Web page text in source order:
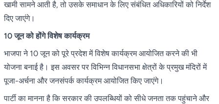
खामी सामने आती है, तो उसके समाधान के लिए संबंधित अधिकारियों को निर्देश
दिए जाएंगे।
10 जून को होंगे विशेष कार्यक्रम
भाजपा ने 10 जून को पूरे प्रदेश में विशेष कार्यक्रम आयोजित करने की भी
योजना बनाई है। इस अवसर पर विभिन्न विधानसभा क्षेत्रों के प्रमुख मंदिरों में
पूजा-अर्चना और जनसंपर्क कार्यक्रम आयोजित किए जाएंगे।
पार्टी का मानना है कि सरकार की उपलब्धियों को सीधे जनता तक पहुंचाने और